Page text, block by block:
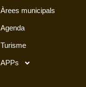
Àrees municipals
Agenda
Turisme
APPs